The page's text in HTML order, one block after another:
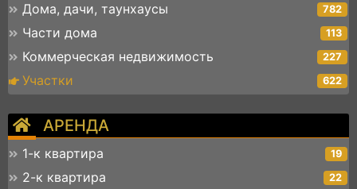
Дома, дачи, таунхаусы 782
Части дома 113
Коммерческая недвижимость 227
Участки 622
АРЕНДА
1-к квартира 19
2-к квартира 22